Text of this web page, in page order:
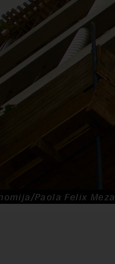
Paola Felix Meza